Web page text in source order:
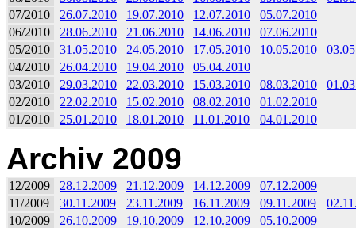
07/2010
26.07.2010 19.07.2010 12.07.2010
05.07.2010
06/2010
28.06.2010 21.06.2010 14.06.2010
07.06.2010
05/2010
31.05.2010 24.05.2010 17.05.2010 10.05.2010
04/2010
26.04.2010 19.04.2010
05.04.2010
03/2010
29.03.2010 22.03.2010 15.03.2010 08.03.2010
02/2010
22.02.2010 15.02.2010 08.02.2010
01.02.2010
01/2010
25.01.2010 18.01.2010 11.01.2010 04.01.2010
Archiv 2009
12/2009 28.12.2009 21.12.2009 14.12.2009
07.12.2009
11/2009
30.11.2009 23.11.2009 16.11.2009 09.11.2009
10/2009
26.10.2009 19.10.2009 12.10.2009
05.10.2009